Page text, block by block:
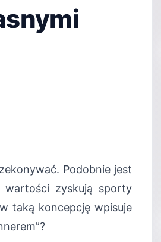
Podobnie jest
zyskują sporty
taką koncepcję wpisuje